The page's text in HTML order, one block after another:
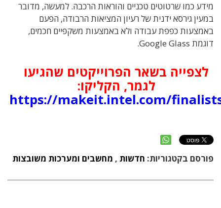
מידע כמו שרטוטים טכניים והוראות הרכבה. למעשה, מדובר
במעין גירסא ידנית של רעיון המציאות הרבודה, הפעם
באמצעות כפפת עבודה ולא באמצעות משקפיים חכמים,
דוגמת Google Glass.
לצפייה בשאר הפרוייקטים שהגיעו
לגמר, הקליקו:
https://makeit.intel.com/
פורסם בקטגוריות: חדשות , מחשבים ומערכות משובצות